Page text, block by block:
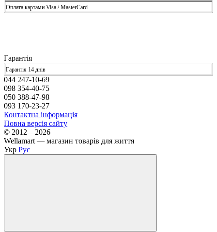
Оплата картами Visa / MasterCard
Гарантія
Гарантія 14 днів
044 247-10-69
098 354-40-75
050 388-47-98
093 170-23-27
Контактна інформація
Повна версія сайту
© 2012—2026
Wellamart — магазин товарів для життя
Укр Рус